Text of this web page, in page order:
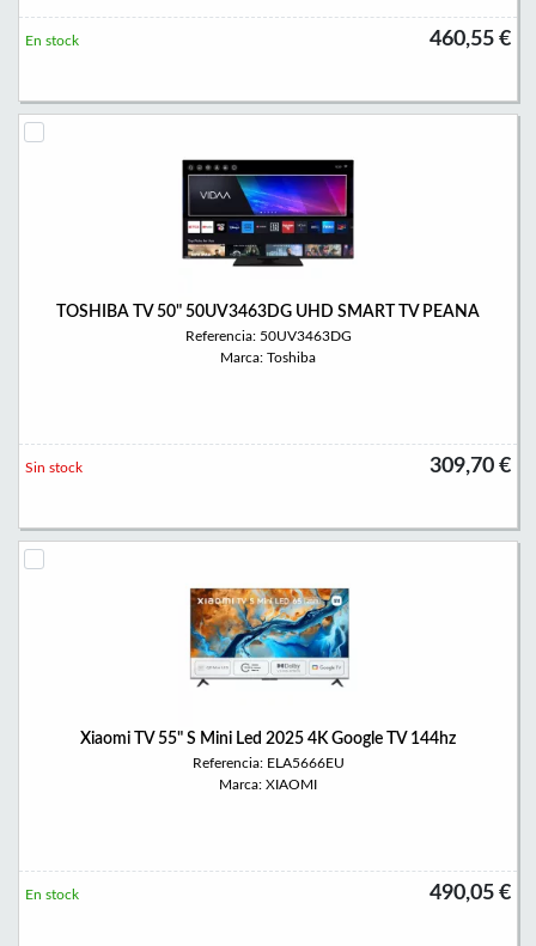
460,55 €
En stock
TOSHIBA TV 50" 50UV3463DG UHD SMART TV PEANA
Referencia: 50UV3463DG
Marca: Toshiba
309,70 €
Sin stock
Xiaomi TV 55" S Mini Led 2025 4K Google TV 144hz
Referencia: ELA5666EU
Marca: XIAOMI
490,05 €
En stock